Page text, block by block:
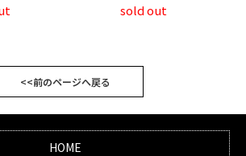
sold out
<<前のページへ戻る
HOME